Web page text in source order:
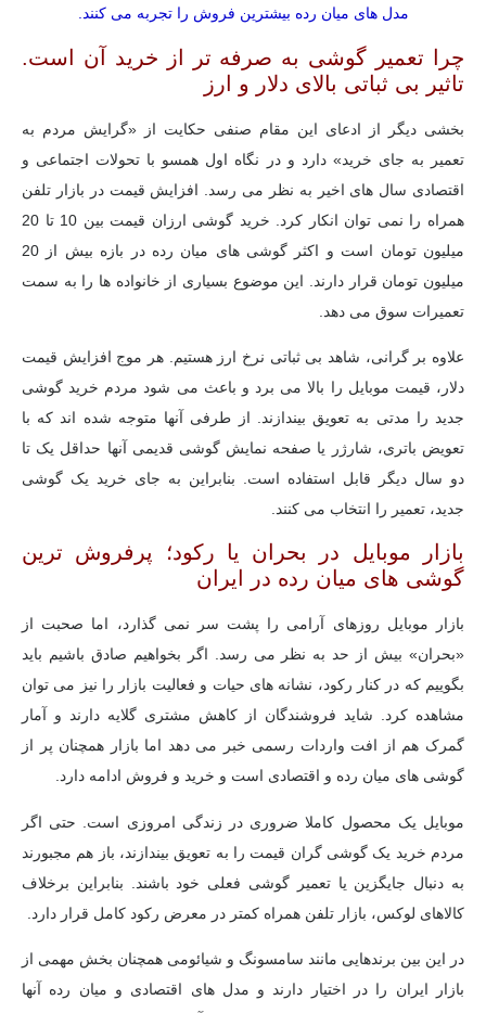
مدل های میان رده بیشترین فروش را تجربه می کنند.
چرا تعمیر گوشی به صرفه تر از خرید آن است.
تاثیر بی ثباتی بالای دلار و ارز
بخشی دیگر از ادعای این مقام صنفی حکایت از «گرایش مردم به
تعمیر به جای خرید» دارد و در نگاه اول همسو با تحولات اجتماعی و
اقتصادی سال های اخیر به نظر می رسد. افزایش قیمت در بازار تلفن
همراه را نمی توان انکار کرد. خرید گوشی ارزان قیمت بین 10 تا 20
میلیون تومان است و اکثر گوشی های میان رده در بازه بیش از 20
میلیون تومان قرار دارند. این موضوع بسیاری از خانواده ها را به سمت
تعمیرات سوق می دهد.
علاوه بر گرانی، شاهد بی ثباتی نرخ ارز هستیم. هر موج افزایش قیمت
دلار، قیمت موبایل را بالا می برد و باعث می شود مردم خرید گوشی
جدید را مدتی به تعویق بیندازند. از طرفی آنها متوجه شده اند که با
تعویض باتری، شارژر یا صفحه نمایش گوشی قدیمی آنها حداقل یک تا
دو سال دیگر قابل استفاده است. بنابراین به جای خرید یک گوشی
جدید، تعمیر را انتخاب می کنند.
بازار موبایل در بحران یا رکود؛ پرفروش ترین
گوشی های میان رده در ایران
بازار موبایل روزهای آرامی را پشت سر نمی گذارد، اما صحبت از
«بحران» بیش از حد به نظر می رسد. اگر بخواهیم صادق باشیم باید
بگوییم که در کنار رکود، نشانه های حیات و فعالیت بازار را نیز می توان
مشاهده کرد. شاید فروشندگان از کاهش مشتری گلایه دارند و آمار
گمرک هم از افت واردات رسمی خبر می دهد اما بازار همچنان پر از
گوشی های میان رده و اقتصادی است و خرید و فروش ادامه دارد.
موبایل یک محصول کاملا ضروری در زندگی امروزی است. حتی اگر
مردم خرید یک گوشی گران قیمت را به تعویق بیندازند، باز هم مجبورند
به دنبال جایگزین یا تعمیر گوشی فعلی خود باشند. بنابراین برخلاف
کالاهای لوکس، بازار تلفن همراه کمتر در معرض رکود کامل قرار دارد.
در این بین برندهایی مانند سامسونگ و شیائومی همچنان بخش مهمی از
بازار ایران را در اختیار دارند و مدل های اقتصادی و میان رده آنها